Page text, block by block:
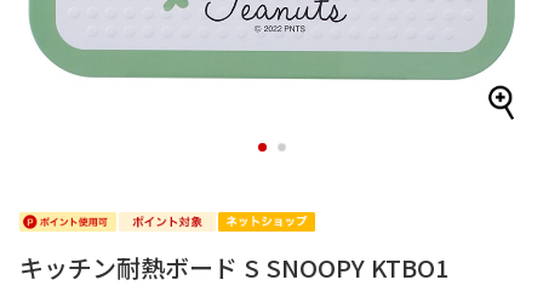
1 2
キッチン耐熱ボード S SNOOPY KTBO1